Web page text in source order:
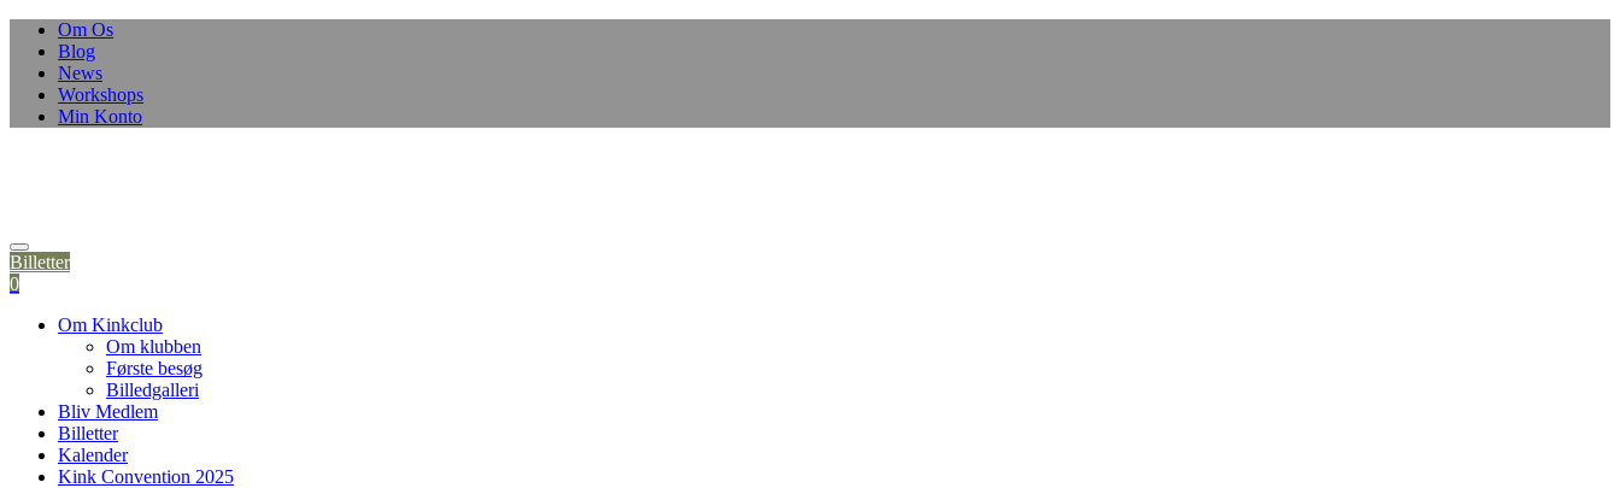
Skip
content
Om Os
Blog
News
Workshops
Min Konto
Billetter
0
Om Kinkclub
Om klubben
Første besøg
Billedgalleri
Bliv Medlem
Billetter
Kalender
Kink Convention 2025